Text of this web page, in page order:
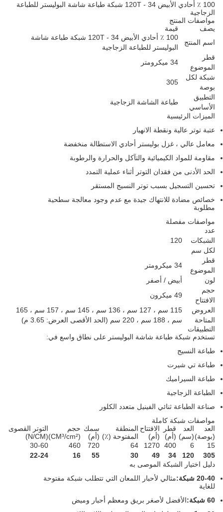
100 ٪ أحادي الأبيض 120T - 34 شبكة طباعة شاشة البوليستر للطباعة
الزجاجية
مواصفات المنتج
يصف
قيمة
اسم المنتج
100 ٪ أحادي الأبيض 120T - 34 شبكة طباعة شاشة
البوليستر للطباعة الزجاجية
قطر
الموضوع
34 ميكرومتر
شبكة لكل
بوصة
305
التطبيق
الأساسي
طباعة الشاشة الزجاجية
الميزات الرئيسية
عتبة توتر عالية ونقطة الانهيار
معامل عالي ، غزل بوليستر أحادي الاستطالة منخفضة
مقاومة للمواد الكيميائية والتآكل والحرارة والرطوبة
الحد الأدنى من فقدان التوتر أثناء عملية التمدد
تحسين التسجيل بسبب توتر النسيج المستقر
خصائص مضادة للانتهاك جيدة مع عدم وجود معالجة سطحية
مطلوبة
مواصفات مفصلة
عدد
الشبكات
لكل سم
120
قطر
الموضوع
34 ميكرومتر
لون
أبيض / أصفر
حجم
الافتتاح
49 ميكرون
العروض
المتاحة
115 سم ، 127 سم ، 136 سم ، 145 سم ، 157 سم ، 165
سم ، 188 سم ، 220 سم (الحد الأقصى العرض: 3.65 م)
التطبيقات
تستخدم شبكة طباعة شاشة البوليستر على نطاق واسع في:
طباعة النسيج
طباعة تي شيرت
طباعة السيراميك
الطباعة الزجاجية
صناعة الطباعة ثنائي الفينيل متعدد الكلور
مواصفات شبكة كاملة
العد
(بوصة)
العد
(سم)
قطر
(أم)
الافتتاح
(أم)
المنطقة
المفتوحة (٪)
سمك
(أم)
حجم
التوتر القصوى
(N/CM)
15
400
1270
64
720
460
30-60
305
120
34
49
30
55
16
22-24
دليل اختيار الشبكة الموصى به
20-40 شبكة:
مثالي لأحبار اللمعان التي تتطلب شبكة مفتوحة
للغاية
60 شبكة:
الأفضل لأصغر بريق ومعظم أحبار وميض